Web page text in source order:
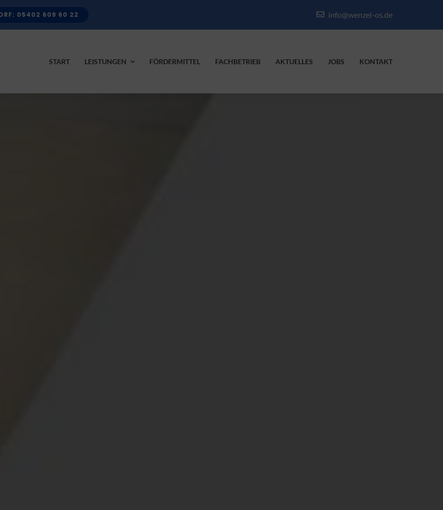
05402 609 60 22 info@wenzel-os.de
START LEISTUNGEN FÖRDERMITTEL FACHBETRIEB AKTUELLES JOBS KONTAKT